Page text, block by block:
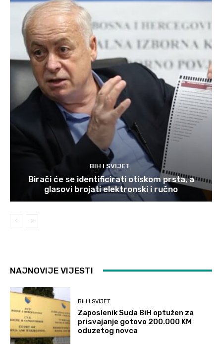
BIH I SVIJET
Birači će se identificirati otiskom prsta, a
glasovi brojati elektronski i ručno
NAJNOVIJE VIJESTI
BIH I SVIJET
Zaposlenik Suda BiH optužen za
prisvajanje gotovo 200.000 KM
oduzetog novca